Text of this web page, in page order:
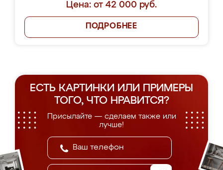
Цена: от 42 000 руб.
ПОДРОБНЕЕ
ЕСТЬ КАРТИНКИ ИЛИ ПРИМЕРЫ
ТОГО, ЧТО НРАВИТСЯ?
Присылайте — сделаем также или
лучше!